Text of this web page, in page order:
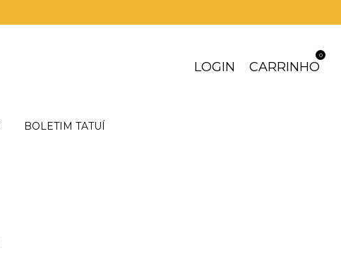
LOGIN CARRINHO
0
BOLETIM TATUÍ